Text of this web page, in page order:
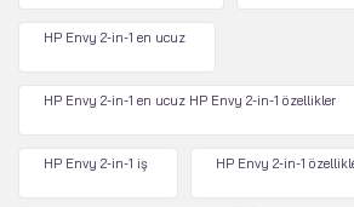
HP Envy 2-in-1 en ucuz
HP Envy 2-in-1 en ucuz HP Envy 2-in-1 özellikler
HP Envy 2-in-1 iş HP Envy 2-in-1